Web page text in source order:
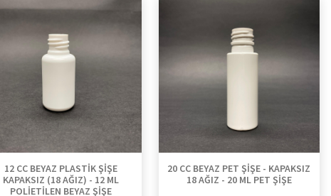
12 CC BEYAZ PLASTİK ŞİŞE
KAPAKSIZ (18 AĞIZ) - 12 ML
POLİETİLEN BEYAZ ŞİŞE
20 CC BEYAZ PET ŞİŞE - KAPAKSIZ
18 AĞIZ - 20 ML PET ŞİŞE